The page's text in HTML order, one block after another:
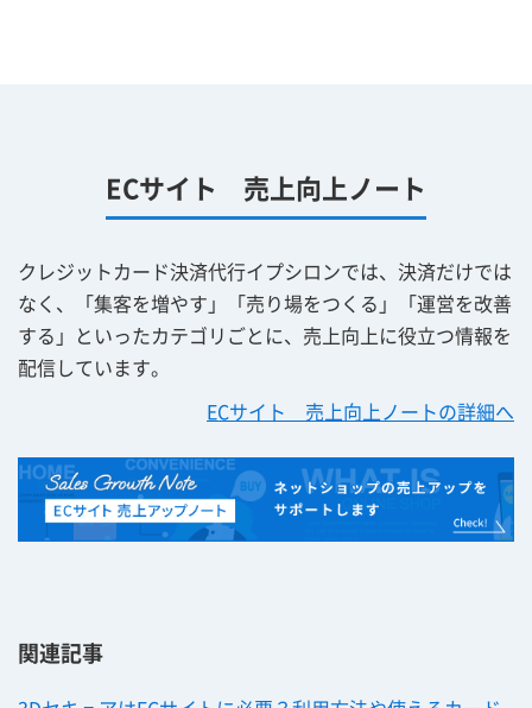
ECサイト 売上向上ノート
クレジットカード決済代行イプシロンでは、決済だけでは
なく、「集客を増やす」「売り場をつくる」「運営を改善
する」といったカテゴリごとに、売上向上に役立つ情報を
配信しています。
ECサイト 売上向上ノートの詳細へ
関連記事